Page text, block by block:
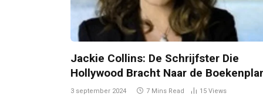
Jackie Collins: De Schrijfster Die
Hollywood Bracht Naar de
3 september 2024 7 Mins Read 15 Views